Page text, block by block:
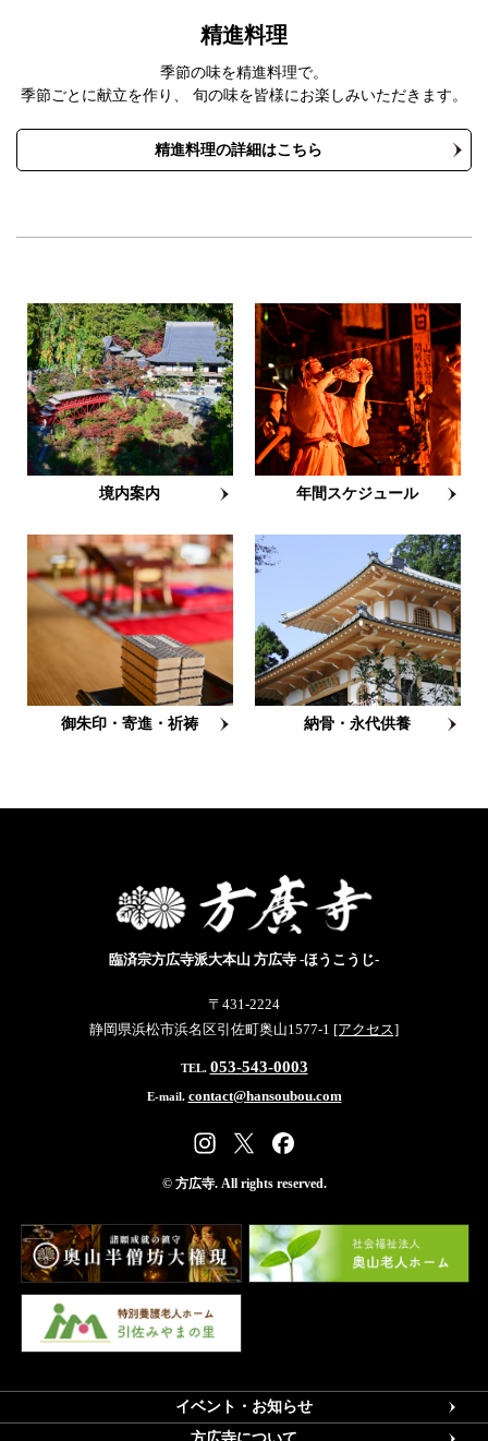
精進料理
季節の味を精進料理で。
季節ごとに献立を作り、 旬の味を皆様にお楽しみいただきます。
精進料理の詳細はこちら
境内案内 年間スケジュール
御朱印・寄進・祈祷 納骨・永代供養
臨済宗方広寺派大本山 方広寺 -ほうこうじ-
〒431-2224
静岡県浜松市浜名区引佐町奥山1577-1 [アクセス]
TEL. 053-543-0003
E-mail. contact@hansoubou.com
© 方広寺. All rights reserved.
イベント・お知らせ